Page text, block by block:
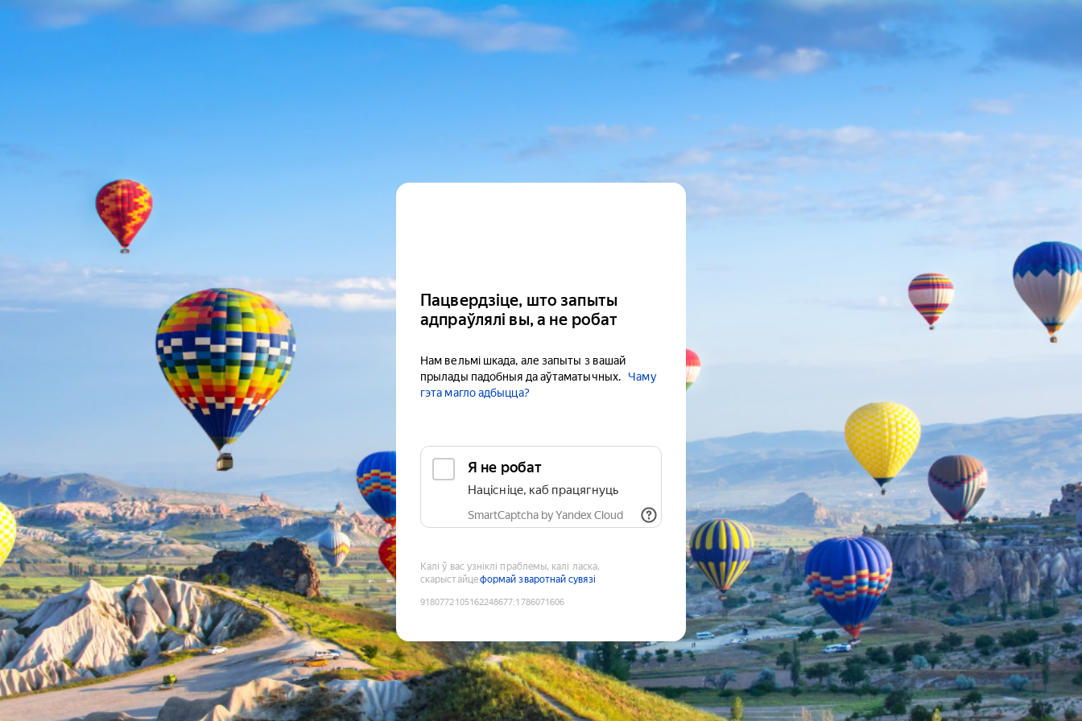
Пацвердзіце, што запыты
адпраўлялі вы, а не робат
Нам вельмі шкада, але запыты з вашай
прылады падобныя да аўтаматычных.
Чаму
гэта магло адбыцца?
Я не робат
Націсніце, каб працягнуць
SmartCaptcha by Yandex Cloud
Калі ў вас узніклі праблемы, калі ласка,
скарыстайцеформай зваротнай сувязі
9180772105162248677:1786071606